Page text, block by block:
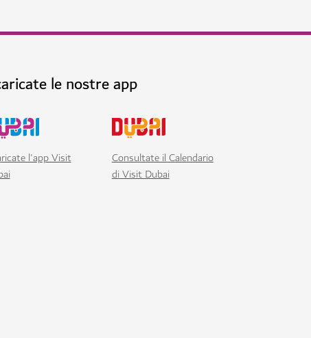
le nostre app
l'app Visit
Consultate il Calendario
di Visit Dubai